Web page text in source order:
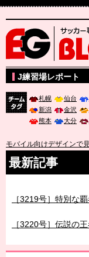
サッカー専門新聞
J練習場レポート
札幌 仙台
新潟
金沢
熊本
大分
モバイル向けデザインで
最新記事